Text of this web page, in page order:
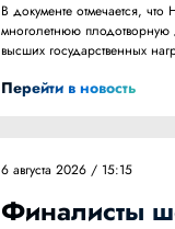
В документе отмечается,
многолетнюю плодотворную
высших государственных
Перейти в новость
6 августа 2026 / 15:15
Финалисты